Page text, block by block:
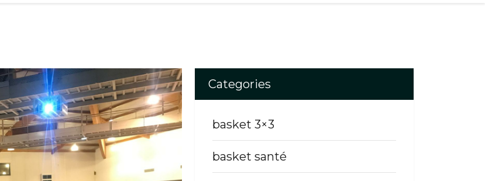
Categories
basket 3×3
basket santé